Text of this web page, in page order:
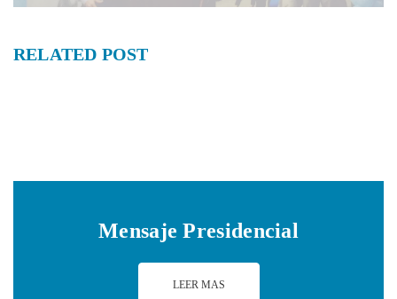
RELATED POST
Mensaje Presidencial
LEER MAS